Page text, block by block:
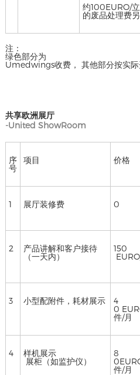
约100EURO/
的废品处理费
注：
绿色部分为
Umedwings收费， 其他部分按实际
共享欧洲展厅
-United ShowRoom
序
号
项目 价格
1 展厅装修费 0
2
产品讲解和客户接待
（一天内）
150
3 小型配附件，耗材展示
4
0
件/月
4
样机展示
展柜（如监护仪）
8
件/月